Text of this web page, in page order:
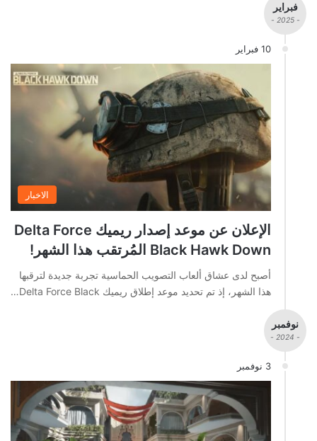
فبراير
- 2025 -
10 فبراير
الاخبار
الإعلان عن موعد إصدار ريميك Delta Force
Black Hawk Down المُرتقب هذا الشهر!
أصبح لدى عشاق ألعاب التصويب الحماسية تجربة جديدة لترقبها
هذا الشهر، إذ تم تحديد موعد إطلاق ريميك Delta Force Black…
نوفمبر
- 2024 -
3 نوفمبر